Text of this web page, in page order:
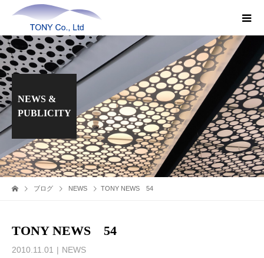
NEWS &
PUBLICITY
ブログ NEWS TONY NEWS 54
TONY NEWS 54
2010.11.01 NEWS